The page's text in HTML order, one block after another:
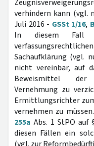
verhindern kann (vgl.
Juli 2016 - GSSt 1/16,
In diesem
Sachaufklärung (vgl.
nicht vereinbar, auf
Beweismittel der
Vernehmung zu
Ermittlungsrichter
vernehmen zu
255a Abs. 1 StPO auf
diesen Fällen ein